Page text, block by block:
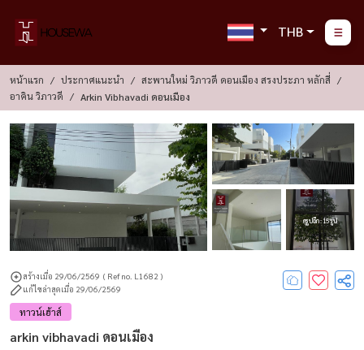
THB
หน้าแรก ประกาศแนะนำ
สะพานใหม่ วิภาวดี ดอนเมือง สรงประภา หลักสี่
อาคิน วิภาวดี
Arkin Vibhavadi ดอนเมือง
ดูรูปอีก : 15 รูป
สร้างเมื่อ 29/06/2569 ( Ref no. L1682 )
แก้ไขล่าสุดเมื่อ 29/06/2569
ทาวน์เฮ้าส์
arkin vibhavadi ดอนเมือง